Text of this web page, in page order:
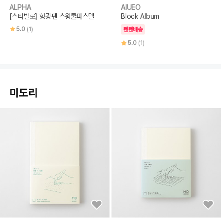
ALPHA
[스타빌로] 형광펜 스윙쿨파스텔
5.0 (1)
AIUEO
Block Album
텐텐배송
5.0 (1)
미도리